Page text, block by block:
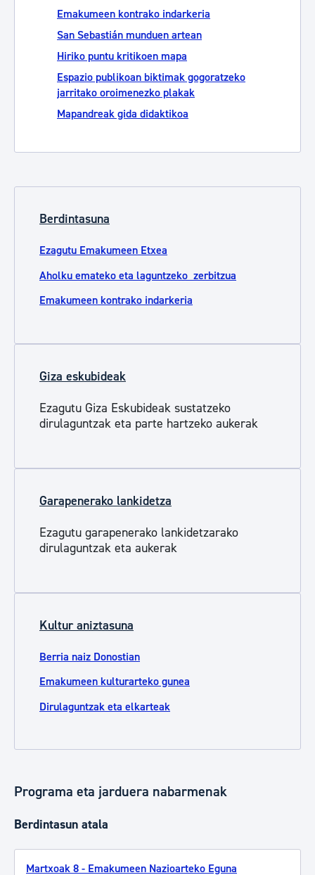
Emakumeen kontrako indarkeria
San Sebastián munduen artean
Hiriko puntu kritikoen mapa
Espazio publikoan biktimak gogoratzeko
jarritako oroimenezko plakak
Mapandreak gida didaktikoa
Berdintasuna
Ezagutu Emakumeen Etxea
Aholku emateko eta laguntzeko zerbitzua
Emakumeen kontrako indarkeria
Giza eskubideak
Ezagutu Giza Eskubideak sustatzeko
dirulaguntzak eta parte hartzeko aukerak
Garapenerako lankidetza
Ezagutu garapenerako lankidetzarako
dirulaguntzak eta aukerak
Kultur aniztasuna
Berria naiz Donostian
Emakumeen kulturarteko gunea
Dirulaguntzak eta elkarteak
Programa eta jarduera nabarmenak
Berdintasun atala
Martxoak 8 - Emakumeen Nazioarteko Eguna